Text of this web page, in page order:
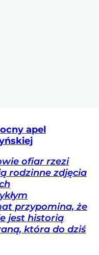
apel
ofiar rzezi
rodzinne zdjęcia
przypomina, że
jest historią
która do dziś